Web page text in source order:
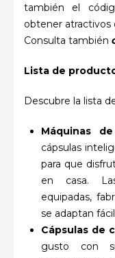
también el
obtener atractivos
Consulta también
Lista de
Descubre la lista
Máquinas
cápsulas
para que
en casa.
equipadas,
se adaptan
Cápsulas de
gusto con